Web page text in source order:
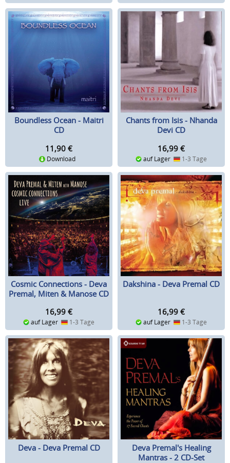
Boundless Ocean - Maitri
CD
11,90 €
Download
Chants from Isis - Nhanda
Devi CD
16,99 €
auf Lager 1-3 Tage
Cosmic Connections - Deva
Premal, Miten & Manose CD
16,99 €
auf Lager 1-3 Tage
Dakshina - Deva Premal CD
16,99 €
auf Lager 1-3 Tage
Deva - Deva Premal CD
Deva Premal's Healing
Mantras - 2 CD-Set